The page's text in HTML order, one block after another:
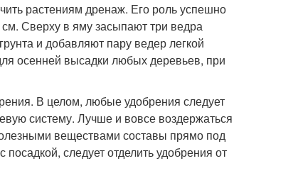
растениям дренаж. Его роль успешно
Сверху в яму засыпают три ведра
и добавляют пару ведер легкой
осенней высадки любых деревьев, при
В целом, любые удобрения следует
систему. Лучше и вовсе воздержаться
веществами составы прямо под
следует отделить удобрения от